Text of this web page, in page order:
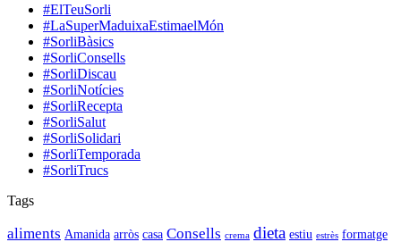
#ElTeuSorli
#LaSuperMaduixaEstimaelMón
#SorliBàsics
#SorliConsells
#SorliDiscau
#SorliNotícies
#SorliRecepta
#SorliSalut
#SorliSolidari
#SorliTemporada
#SorliTrucs
Tags
aliments Amanida arròs casa Consells crema dieta estiu estrès formatge